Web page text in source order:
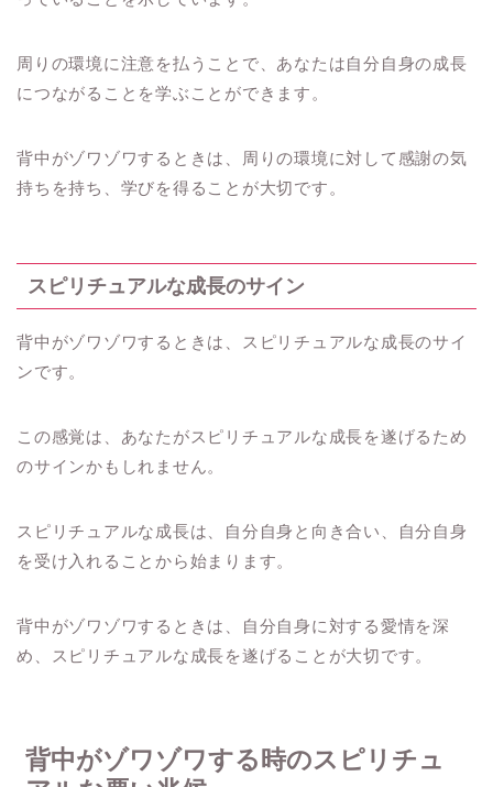
周りの環境に注意を払うことで、あなたは自分自身の成長
につながることを学ぶことができます。
背中がゾワゾワするときは、周りの環境に対して感謝の気
持ちを持ち、学びを得ることが大切です。
スピリチュアルな成長のサイン
背中がゾワゾワするときは、スピリチュアルな成長のサイ
ンです。
この感覚は、あなたがスピリチュアルな成長を遂げるため
のサインかもしれません。
スピリチュアルな成長は、自分自身と向き合い、自分自身
を受け入れることから始まります。
背中がゾワゾワするときは、自分自身に対する愛情を深
め、スピリチュアルな成長を遂げることが大切です。
背中がゾワゾワする時のスピリチュ